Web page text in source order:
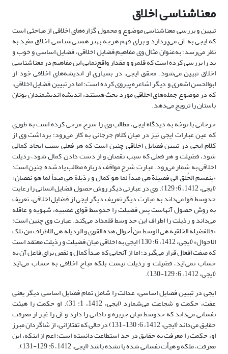
معناشناسی اخلاق
تبیین و بررسی معناشناسی موضوع‌ و محمول‌ گزاره‌های اخلاقی از مباحثی است
که ایجی به آن می‌پردازد و برای فهم هرچه بهتر هستی‌شناسی اخلاق مفید به
نظر می‌رسد؛ به‌عنوان مثال وی مفاهیم فضایل اخلاقی، فضایل اساسی و خوب و
بد را بررسی کرده است که قلمرو و مقدار واقع‌نمایی این مفاهیم در معناشناسی
اخلاق تبیین می‌شود. محقق ایجی، در بسیاری از اندیشه‌های اخلاقی خود از
ابوالحسن اشعری و دیگر اشاعره پیروی کرده است؛ اما در تبیین فضایل اخلاقی،
که در موضوع جمله‌های اخلاقی مورد بحث هستند، اندیشه اندیشمندان یونان
باستان را ترویج می‌دهد.
جرجانی با توجّه به دیدگاه ایجی، مطالب وی را شرح مزجی کرده است به طوری
که عین عبارات ایجی نیز در میان کلام جرجانی به کار می‌رود؛ برداشت وی از
کلام ایجی در تبیین فضایل اخلاقی چنین است که هر فعلی سبب ایجاد کمالی
شود، فضیلت و هر فعلی که سبب نقصان و از دست دادن کمال شود، رذیلت
اخلاقی به شمار می‌رود. عبارت شرح مواقف درباره مطالب یادشده چنین است:
«ینقسم الخُلق الی فضیلة هی مبدأ لما هو کمال و رذیلة هی مبدأ لما هو نقصان»
‌(ایجی، 1412، 6: 129). وی در عبارتی دیگر روش حصول فضایل انسانی را رعایت
حدوسط قوا می‌داند به عبارت دیگر تعریف دیگر ایجی از فضایل اخلاقی، تعریف
به روش حصول آنهاست پس فضیلت را حدوسط قوای غضبیه، شهویه و عاقله
می‌داند و رذیلت را اطراف این حد وسط قلمداد می‌کند. عبارت وی چنین است:
«فالفضیلة الخلقیة هی الوسط من أحوال هذه القوی و الرذیلة هی الاطراف من تلک
الاحوال» (ایجی، 1412، 6: 130) ایجی به اخلاقی میان فضیلت و رذیلت معتقد است
که صفت افعال قرار می‌گیرد؛ اما از آنجایی که مبدأ کمال و نقص برای فاعل آن به
حساب نمی‌آید، فضیلت و رذیلت نیست بلکه مباح اخلاقی به حساب می‌آید
(ایجی، 1412، 6: 129-130).
ایجی در تبیین فضایل اساسی، عدالت را شامل تمام فضایل اساسی دیگر یعنی
عفت، حکمت و شجاعت می‌شمارد (ایجی، 1412، 1: 31). او حکمت را هیئت
نفسانی می‌داند که حدوسط میان جربزه و نادانی را دارد و آن را غیر از معرفت
حقایق می‌داند (ایجی، 1412، 6: 130-131) درحالی که تفتازانی، از شاگردان مبرز
او، حکمت را معرفت به حقایق در حد استطاعت دانسته است؛ اعم از اینکه، این
معرفت، ملکه و هیأت نفسانی شده یا نشده باشد (ایجی، 1412، 6: 129-131).